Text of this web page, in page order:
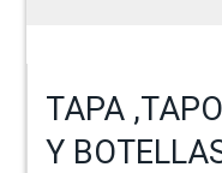
TAPA
Y